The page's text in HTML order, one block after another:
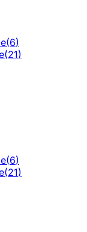
(6)
(21)
(6)
(21)